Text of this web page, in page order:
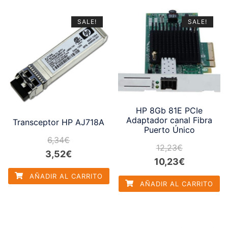
5,32€.
SALE!
Transceptor HP AJ718A
6,34€
El
precio
original
3,52€
precio
actual
AÑADIR AL CARRITO
SALE!
HP 8Gb 81E PCIe
Adaptador canal Fibra
Puerto Único
12,23€
El
precio
original
10,23€El
precio
actual
AÑADIR AL CARRITO